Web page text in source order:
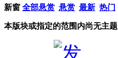
新窗 全部悬赏 悬赏 最新 热门
本版块或指定的范围内尚无主题